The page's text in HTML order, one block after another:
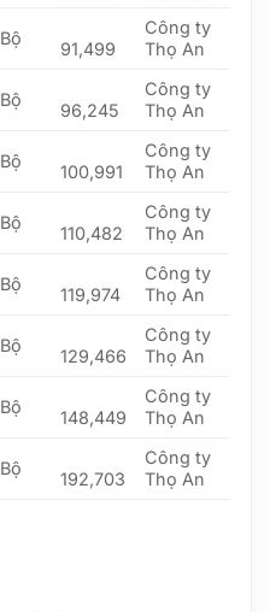
Bộ
91,499
Công ty
Thọ An
Bộ
96,245
Công ty
Thọ An
Bộ
100,991
Công ty
Thọ An
Bộ
110,482
Công ty
Thọ An
Bộ
119,974
Công ty
Thọ An
Bộ
129,466
Công ty
Thọ An
Bộ
148,449
Công ty
Thọ An
Bộ
192,703
Công ty
Thọ An